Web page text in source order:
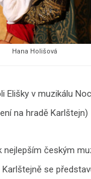
Hana Holišová
Elišky v muzikálu
na hradě Karlštejn)
nejlepším českým
se